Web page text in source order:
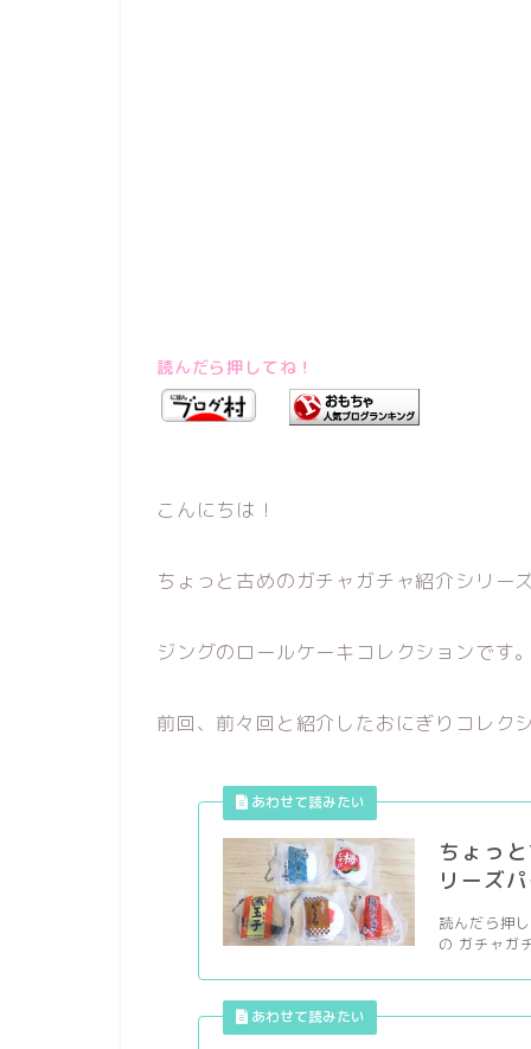
読んだら押してね！
こんにちは！
ちょっと古めのガチャガチャ紹介シリー
ジングのロールケーキコレクションです
前回、前々回と紹介したおにぎりコレク
ちょっ
リーズ
読んだら押
の ガチャガ